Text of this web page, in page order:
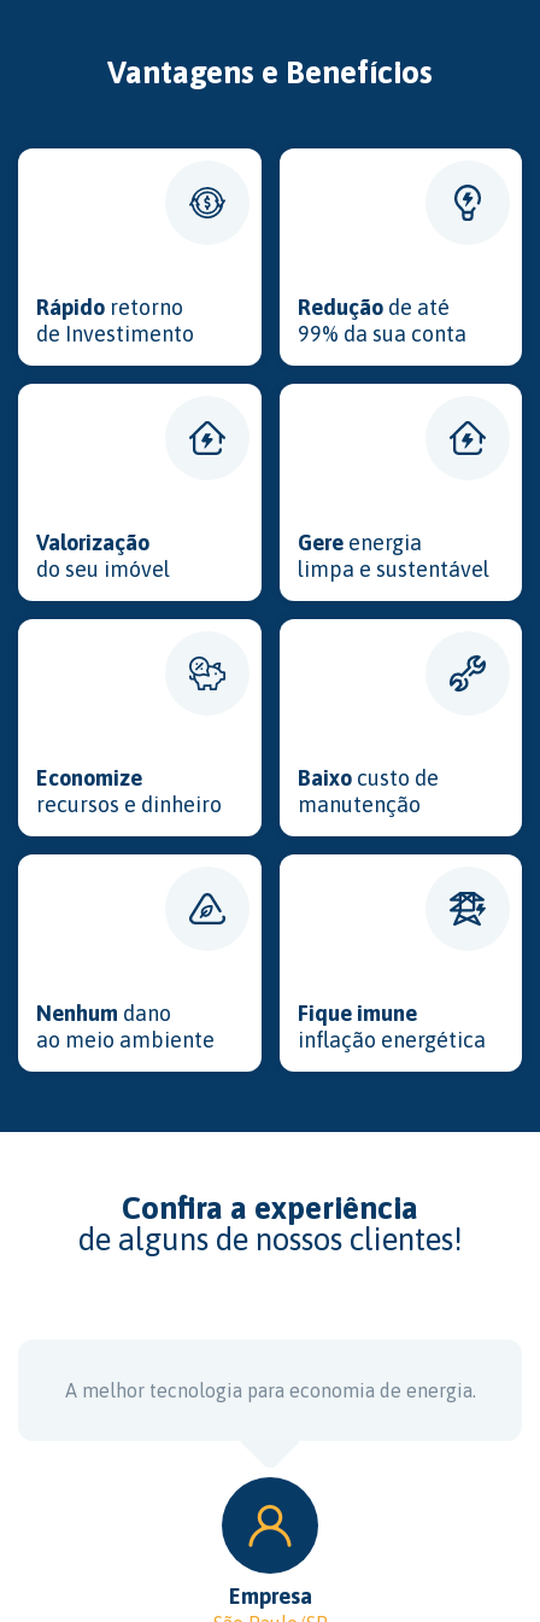
Vantagens e Benefícios
Rápido retorno
de Investimento
Reduçãode até
99% da sua conta
Valorização
do seu imóvel
Gereenergia
limpa e sustentável
Economize
recursos e dinheiro
Baixocusto de
manutenção
Nenhum dano
ao meio ambiente
Fique imune
inflação energética
Confira a experiência
de alguns de nossos clientes!
A melhor tecnologia para economia de energia.
Empresa